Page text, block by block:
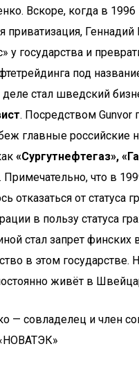
Вскоре, когда в 1996
приватизация,
у государства и
под
деле стал шведский
. Посредством Gunvor
главные российские
«Сургутнефтегаз»,
. Примечательно, что в
отказаться от статуса
в пользу статуса
стал запрет финских
в этом государстве.
живёт в
— совладелец и член